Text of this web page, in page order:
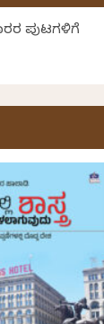
ಪುಟಗಳಿಗೆ